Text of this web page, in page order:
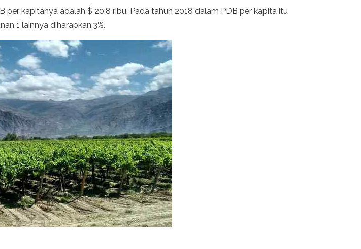
kapitanya adalah $ 20,8 ribu. Pada tahun 2018 dalam PDB per kapita itu
1 lainnya diharapkan.3%.